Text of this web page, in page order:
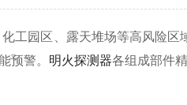
园区、露天堆场等高风险区
预警。 明火探测器各组成部件